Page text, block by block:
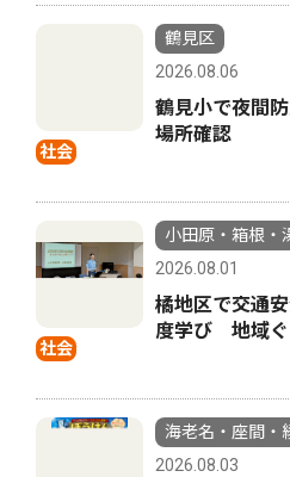
社会
鶴見区
2026.08.06
鶴見小で夜間
場所確認
社会
小田原・箱根・
2026.08.01
橘地区で交通
度学び 地域ぐ
海老名・座間・
2026.08.03